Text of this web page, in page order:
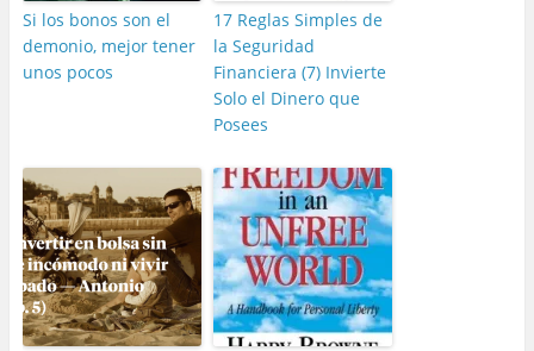
Si los bonos son el
demonio, mejor tener
unos pocos
17 Reglas Simples de
la Seguridad
Financiera (7) Invierte
Solo el Dinero que
Posees